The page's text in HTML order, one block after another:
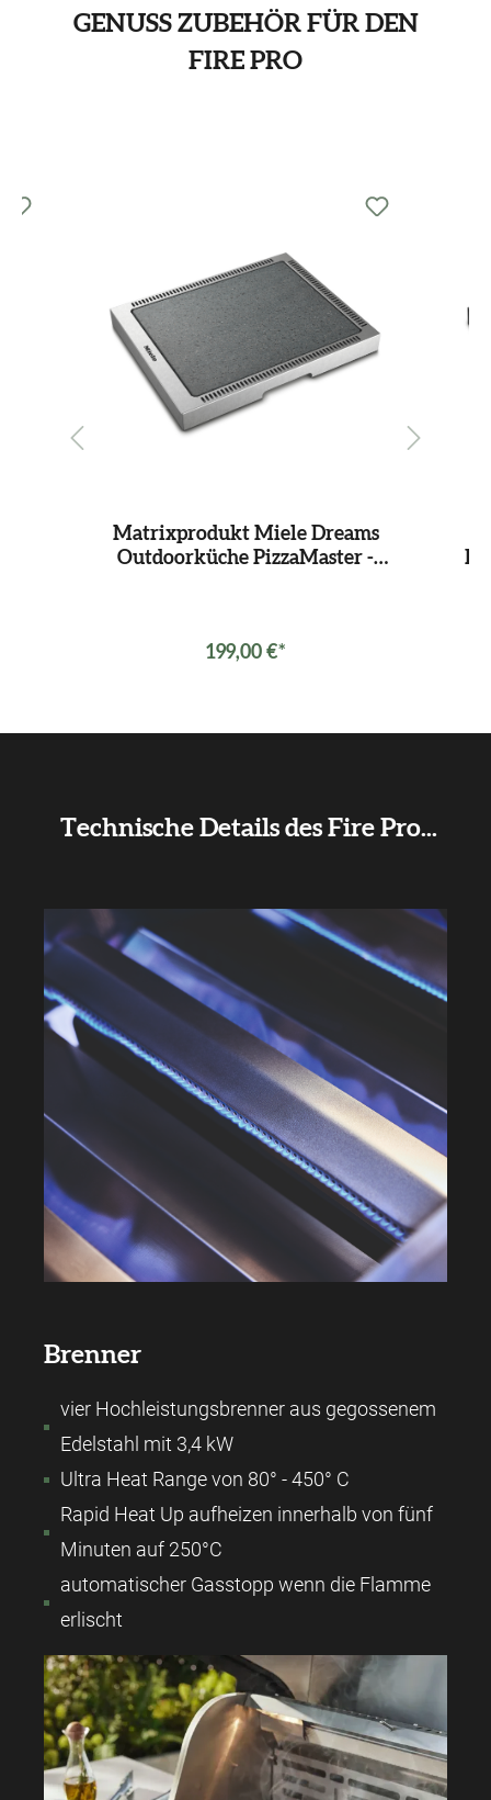
GENUSS ZUBEHÖR FÜR DEN
FIRE PRO
Matrixprodukt Miele Dreams
Outdoorküche PizzaMaster -
199,00 €*
Technische Details des Fire Pro...
Brenner
vier Hochleistungsbrenner aus gegossenem
Edelstahl mit 3,4 kW
Ultra Heat Range von 80° - 450° C
Rapid Heat Up aufheizen innerhalb von fünf
Minuten auf 250°C
automatischer Gasstopp wenn die Flamme
erlischt